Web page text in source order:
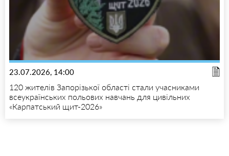
23.07.2026, 14:00
120 жителів Запорізької області стали учасниками
всеукраїнських польових навчань для цивільних
«Карпатський щит-2026»